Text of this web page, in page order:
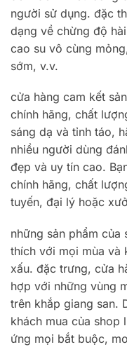
người sử dụng. đặc
dạng về chừng độ
cao su vô cùng
sớm, v.v.
cửa hàng cam kết
chính hãng, chất
sáng dạ và tỉnh táo,
nhiều người dùng
đẹp và uy tín cao.
chính hãng, chất
tuyến, đại lý hoặc
những sản phẩm của
thích với mọi mùa và
xấu. đặc trưng, cửa
hợp với những vùng
trên khắp giang san.
khách mua của shop
ứng mọi bắt buộc,